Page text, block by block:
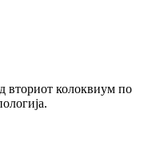
вториот колоквиум по